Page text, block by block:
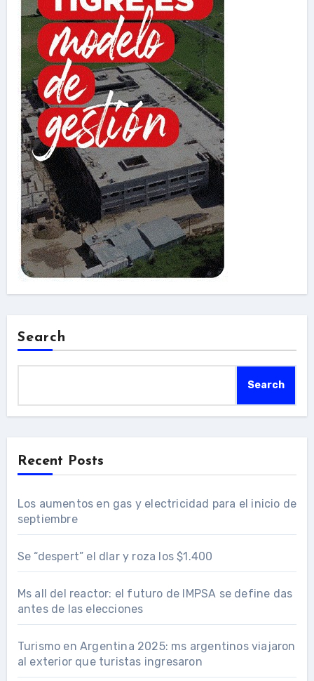
Search
Search
Recent Posts
Los aumentos en gas y electricidad para el inicio de
septiembre
Se “despert” el dlar y roza los $1.400
Ms all del reactor: el futuro de IMPSA se define das
antes de las elecciones
Turismo en Argentina 2025: ms argentinos viajaron
al exterior que turistas ingresaron